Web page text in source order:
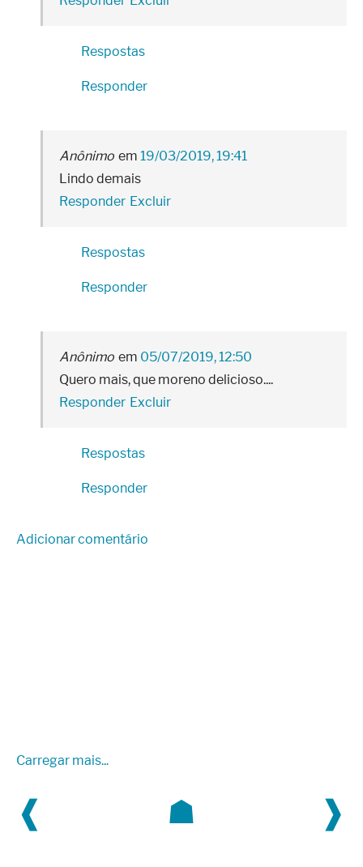
Respostas
Responder
Anônimo
19/03/2019, 19:41
Lindo demais
Responder Excluir
Respostas
Responder
Anônimo
05/07/2019, 12:50
Quero mais, que moreno delicioso....
Responder Excluir
Respostas
Responder
Adicionar comentário
Carregar mais...
❰ ❱
☗